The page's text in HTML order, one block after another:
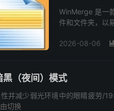
WinMerge 是一
件和文件夹，以
2026-08-06

黑（夜间）模式
并减少弱光环境中的眼睛疲劳/
切换